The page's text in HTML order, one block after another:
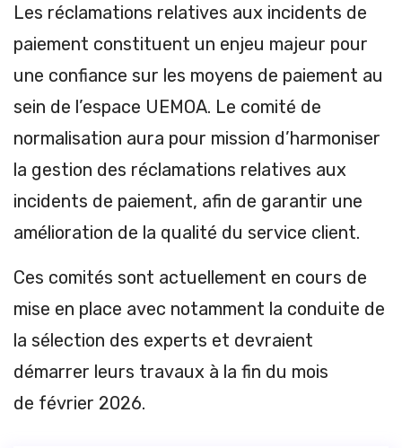
Les réclamations relatives aux incidents de
paiement constituent un enjeu majeur pour
une confiance sur les moyens de paiement au
sein de l’espace UEMOA. Le comité de
normalisation aura pour mission d’harmoniser
la gestion des réclamations relatives aux
incidents de paiement, afin de garantir une
amélioration de la qualité du service client.
Ces comités sont actuellement en cours de
mise en place avec notamment la conduite de
la sélection des experts et devraient
démarrer leurs travaux à la fin du mois
de février 2026.